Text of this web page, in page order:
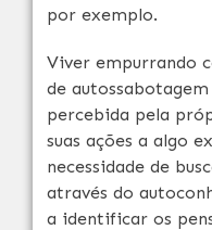
por exemplo.
Viver empurrando
de
percebida pela
suas ações a algo
necessidade de
através do
a identificar os